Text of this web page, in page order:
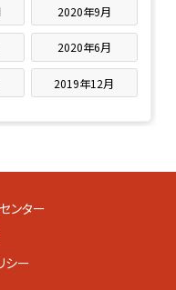
2020年9月
2020年6月
2019年12月
ンター
シー